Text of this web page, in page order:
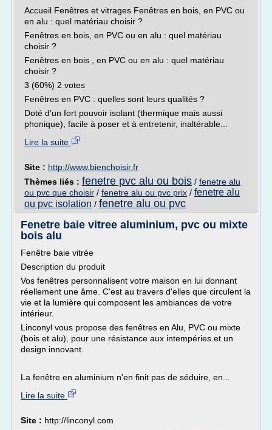
Accueil Fenêtres et vitrages Fenêtres en bois, en PVC ou
en alu : quel matériau choisir ?
Fenêtres en bois, en PVC ou en alu : quel matériau
choisir ?
Fenêtres en bois , en PVC ou en alu : quel matériau
choisir ?
3 (60%) 2 votes
Fenêtres en PVC : quelles sont leurs qualités ?
Doté d'un fort pouvoir isolant (thermique mais aussi
phonique), facile à poser et à entretenir, inaltérable...
Lire la suite
Site : http://www.bienchoisir.fr
Thèmes liés : fenetre pvc alu ou bois / fenetre alu
ou pvc que choisir / fenetre alu ou pvc prix / fenetre alu
ou pvc isolation / fenetre alu ou pvc
Fenetre baie vitree aluminium, pvc ou mixte
bois alu
Fenêtre baie vitrée
Description du produit
Vos fenêtres personnalisent votre maison en lui donnant
réellement une âme. C'est au travers d'elles que circulent la
vie et la lumière qui composent les ambiances de votre
intérieur.
Linconyl vous propose des fenêtres en Alu, PVC ou mixte
(bois et alu), pour une résistance aux intempéries et un
design innovant.
La fenêtre en aluminium n'en finit pas de séduire, en...
Lire la suite
Site : http://linconyl.com